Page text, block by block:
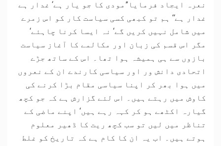
نعرہ ایجاد فرمایا”مودی کا جو یار ہے‘ غدار ہے
غدار ہے‘‘ ہم تو کبھی کسی سیاست کار کو اس زمرے
میں شامل نہیں کریں گے‘ نہ ایسا کرنا چاہئے‘
مگر اس قسم کی زبان اور مکالمے کا آغاز سیاست
بازوں سے ہی ہمیشہ ہوا تھا۔ اس کے ساتھ جڑے
اتحادی دانش ور اور سیاسی کارندے ان کے نعروں
میں ہوا بھر کر اپنا سیاسی مقام بڑا کرنے کی
کاوش میں رہتے ہیں۔ اس لئے گزارش ہے کہ جو کچھ
گیارہ اکٹھے ہو کر کہہ رہے ہیں‘ اپنے ماضی کے
تناظر میں لیں تو سب کچھ ریت کا ڈھیر معلوم
ہوتے ہیں۔ اب یہ ان کا کام ہے کہ تاریخ کو غلط